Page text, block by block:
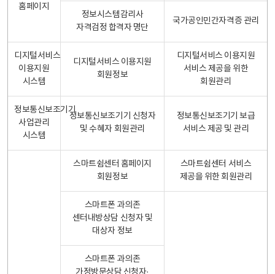
홈페이지
정보시스템감리사
자격검정 합격자 명단
국가공인민간자격증 관리
디지털서비스
이용지원
시스템
디지털서비스 이용지원
회원정보
디지털서비스 이용지원
서비스 제공을 위한
회원관리
정보통신보조기기
사업관리
시스템
정보통신보조기기 신청자
및 수혜자 회원관리
정보통신보조기기 보급
서비스 제공 및 관리
스마트쉼센터 홈페이지
회원정보
스마트쉼센터 서비스
제공을 위한 회원관리
스마트폰 과의존
센터내방상담 신청자 및
대상자 정보
스마트폰 과의존